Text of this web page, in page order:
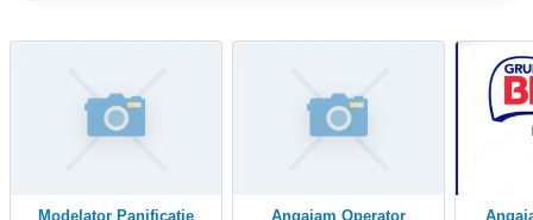
Modelator Panificatie Angajam Operator Angajam Production